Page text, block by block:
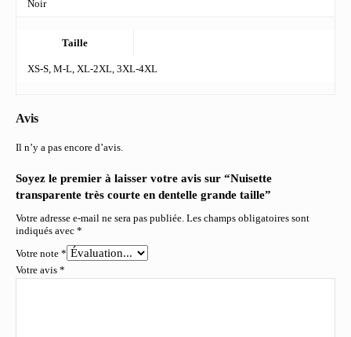
Noir
Taille
XS-S, M-L, XL-2XL, 3XL-4XL
Avis
Il n’y a pas encore d’avis.
Soyez le premier à laisser votre avis sur “Nuisette
transparente très courte en dentelle grande taille”
Votre adresse e-mail ne sera pas publiée. Les champs obligatoires sont
indiqués avec *
Votre note *
Votre avis *